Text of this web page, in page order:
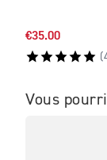
€35.00
(
Vous